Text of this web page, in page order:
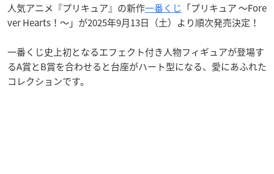
人気アニメ『プリキュア』の新作一番くじ 「プリキュア ～Fore
ver Hearts！～」が2025年9月13日（土）より順次発売決定！
一番くじ史上初となるエフェクト付き人物フィギュアが登場す
るA賞とB賞を合わせると台座がハート型になる、愛にあふれた
コレクションです。